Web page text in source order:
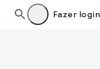
Fazer login